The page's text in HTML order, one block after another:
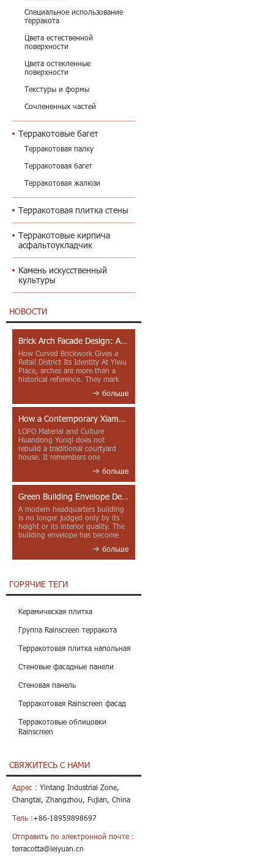
Специальное использование
терракота
Цвета естественной
поверхности
Цвета остекленные
поверхности
Текстуры и формы
Сочлененных частей
Терракотовые багет
Терракотовая палку
Терракотовая багет
Терракотовая жалюзи
Терракотовая плитка стены
Терракотовые кирпича
асфальтоукладчик
Камень искусственный
культуры
НОВОСТИ
Brick Arch Facade Design: A Closer Look at Yiwu Place
How Curved Brickwork Gives a
Retail District Its Identity At Yiwu
Place, arches are more than a
historical reference. They mark
больше
How a Contemporary Xiamen Project Reframes Minnan Red Brick
LOPO Material and Culture
Huandong Yunqi does not
rebuild a traditional courtyard
house. It remembers one
больше
Green Building Envelope Design: Clay Sunscreen Fins for Modern Headquarters Architecture
A modern headquarters building
is no longer judged only by its
height or its interior quality. The
building envelope has become
больше
ГОРЯЧИЕ ТЕГИ
Керамическая плитка
Группа Rainscreen терракота
Терракотовая плитка напольная
Стеновые фасадные панели
Стеновая панель
Терракотовая Rainscreen фасад
Терракотовые облицовки
Rainscreen
СВЯЖИТЕСЬ С НАМИ
Адрес : Yintang Industrial Zone,
Changtai, Zhangzhou, Fujian, China
Тель :+86-18959898697
Отправить по электронной почте :
terracotta@leiyuan.cn